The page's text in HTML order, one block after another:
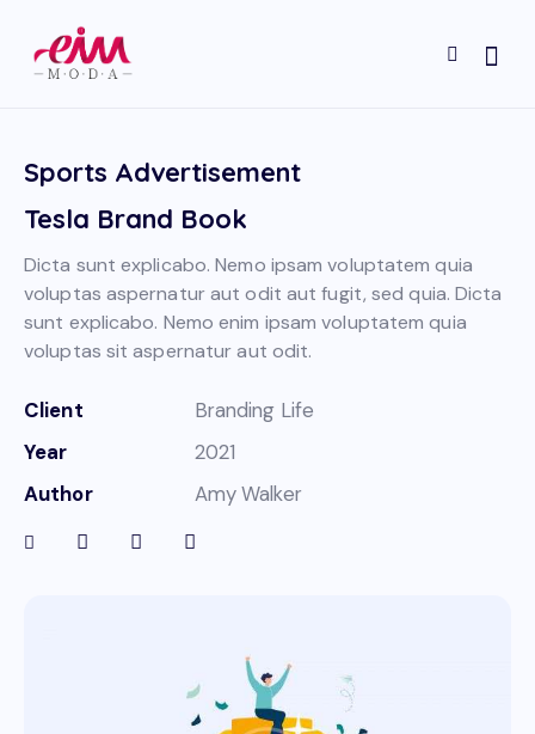
Sports Advertisement
Tesla Brand Book
Dicta sunt explicabo. Nemo ipsam voluptatem quia
voluptas aspernatur aut odit aut fugit, sed quia. Dicta
sunt explicabo. Nemo enim ipsam voluptatem quia
voluptas sit aspernatur aut odit.
Client
Branding Life
Year
2021
Author
Amy Walker